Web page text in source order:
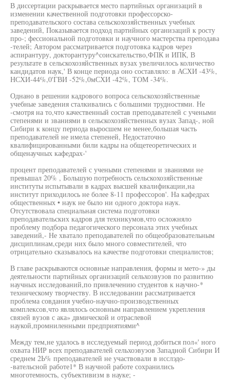
В диссертации раскрывается место партийных организаций в
изменении качественной подготовки профессорско-
преподавательского состава сельскохозяйственных учебных
заведений, Показывается подход партийных организаций к росту
про-; фессиональной подготовки и научного мастерства преподава
-телей; Автором рассматривается подготовка кадров через
аспирантуру, докторантуру^соискательство,ФПК и ИПК, В
результате в сельскохозяйственных вузах увеличилось количество
кандидатов наук,' В конце периода оно составляло: в АСХИ -43%,
НСХИ-44%,0'ГВИ -52%,0мСХИ -42%, ТОМ -34%.
Однано в решении кадрового вопроса сельскохозяйственные
учебные заведения сталкивались с большими трудностями. Не
-смотря на то,что качественный состав преподавателей с учеными
степенями и званиями в сельскохозяйственных вузах Запад-, ной
Сибири к концу периода выросшем не менее,большая часть
преподавателей не имела степеней, Недостаточно
квалифицированными били кадры на общетеоретических и
общенаучных кафедрах-'
процент преподавателей с учеными степенями и званиями не
превышал 20% , Большую потребность сельскохозяйственные
институты испытывали в кадрах высшей квалификации,на
институт приходилось не более 8-11 профессоров'. На кафедрах
общественных • наук не было ни одного доктора наук.
Отсутствовала специальная система подготовки
преподавательских кадров для техникумов,что осложняло
проблему подбора педагогического персонала этих учебных
заведений,- Не хватало преподавателей по общеобразовательным
дисциплинам,среди них было много совместителей, что
отрицательно сказывалось на качестве подготовки специалистов;
В главе раскрываются основные направления, формы и мето-» ды
деятельности партийных организаций сельхозвузов по развитию
научных исследований,по привлечению студентов к научно-*
техническому творчеству. В исследовании рассматривается
проблема совдания учебно-научно-производственных
комплексов,что являлось основным направлением укрепления
связей вузов с ака» двмической и отраслевой
наукой,промниленными предприятиями^
Между тем,не удалось в исследуемый период добиться пол«' ного
охвата НИР всех преподавателей сельхоэвуэов Западной Сибири И
среднем 2Ь% преподавателей не участвовали в исслэдо-
-вательсной работе1* В научной работе сохранились
многотемность, субъективизм в науке; -